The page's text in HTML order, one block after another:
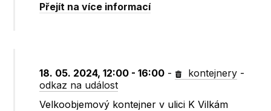
Přejít na více informací
18. 05. 2024, 12:00 - 16:00 - kontejnery -
odkaz na událost
Velkoobjemový kontejner v ulici K Vilkám